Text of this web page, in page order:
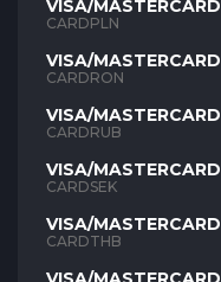
VISA/MASTERCARD
PLN
CARDPLN
VISA/MASTERCARD
RON
CARDRON
VISA/MASTERCARD
RUB
CARDRUB
VISA/MASTERCARD
SEK
CARDSEK
VISA/MASTERCARD
THB
CARDTHB